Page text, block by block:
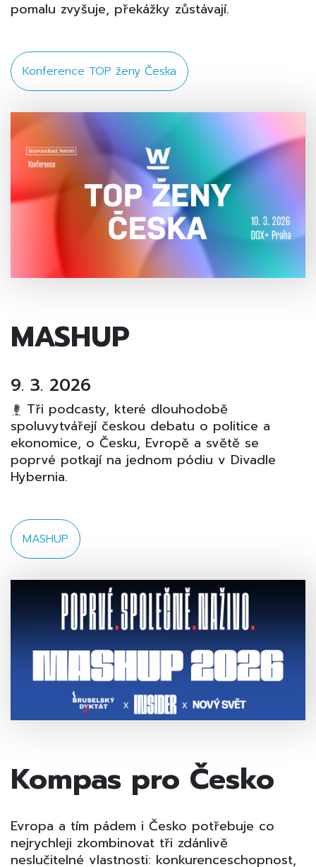
pomalu zvyšuje, překážky zůstávají.
Konference TOP ženy Česka
MASHUP
9. 3. 2026
Tři podcasty, které dlouhodobě
spoluvytvářejí českou debatu o politice a
ekonomice, o Česku, Evropě a světě se
poprvé potkají na jednom pódiu v Divadle
Hybernia.
MASHUP
Kompas pro Česko
Evropa a tím pádem i Česko potřebuje co
nejrychleji zkombinovat tři zdánlivě
neslučitelné vlastnosti: konkurenceschopnost,